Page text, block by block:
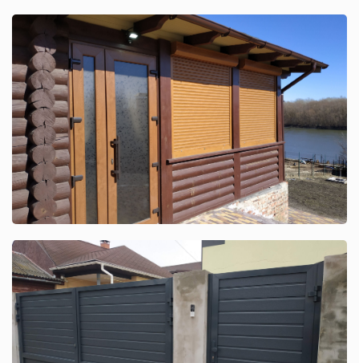
Защитные роллеты Aluprof
Смотреть кейс
Распашные ворота ADS